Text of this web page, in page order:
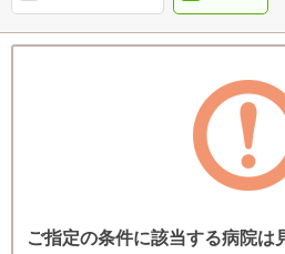
ご指定の条件に該当する病院は